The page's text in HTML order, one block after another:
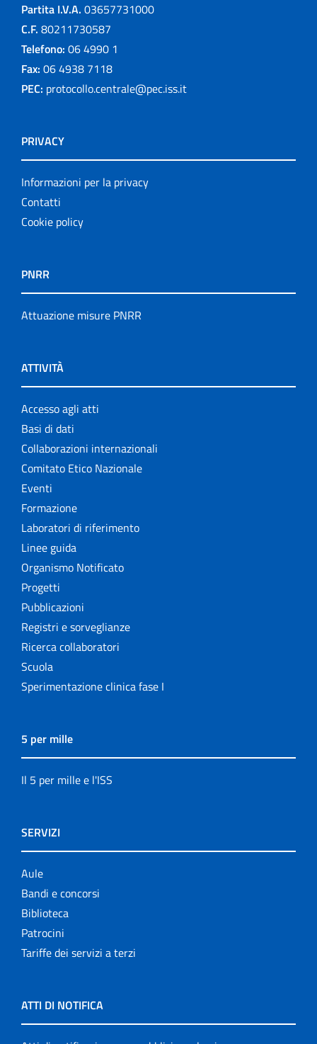
Partita I.V.A. 03657731000
C.F. 80211730587
Telefono: 06 4990 1
Fax: 06 4938 7118
PEC: protocollo.centrale@pec.iss.it
PRIVACY
Informazioni per la privacy
Contatti
Cookie policy
PNRR
Attuazione misure PNRR
ATTIVITÀ
Accesso agli atti
Basi di dati
Collaborazioni internazionali
Comitato Etico Nazionale
Eventi
Formazione
Laboratori di riferimento
Linee guida
Organismo Notificato
Progetti
Pubblicazioni
Registri e sorveglianze
Ricerca collaboratori
Scuola
Sperimentazione clinica fase I
5 per mille
Il 5 per mille e l'ISS
SERVIZI
Aule
Bandi e concorsi
Biblioteca
Patrocini
Tariffe dei servizi a terzi
ATTI DI NOTIFICA